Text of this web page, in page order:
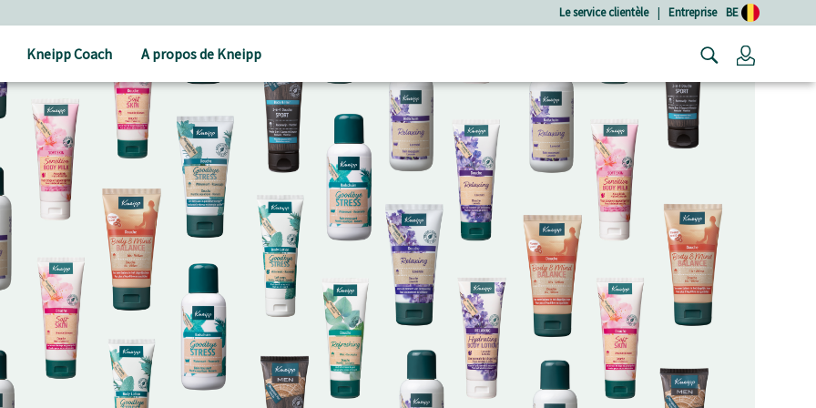
Le service clientèle | Entreprise BE
Kneipp Coach A propos de Kneipp